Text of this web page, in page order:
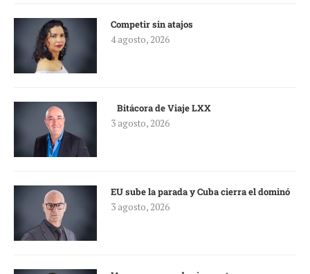
Competir sin atajos
4 agosto, 2026
Bitácora de Viaje LXX
3 agosto, 2026
EU sube la parada y Cuba cierra el dominó
3 agosto, 2026